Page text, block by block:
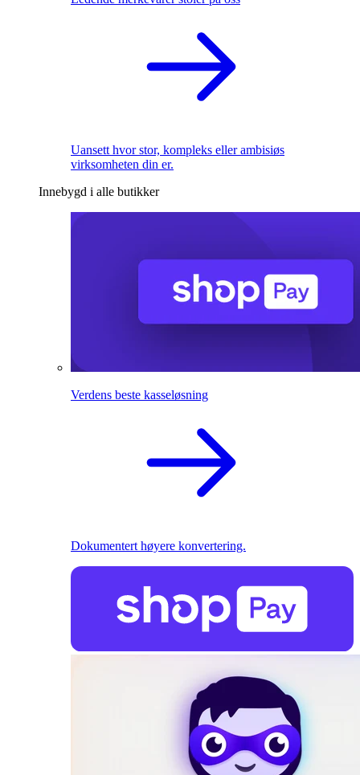
Uansett hvor stor, kompleks eller ambisiøs
virksomheten din er.
Innebygd i alle butikker
Verdens beste kasseløsning
Dokumentert høyere konvertering.